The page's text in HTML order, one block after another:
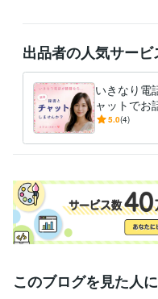
経験職種
事務・ビジネスサポート / 秘
ライフスタイル・その他 / 講
ライフスタイル・その他 / 公
ライフスタイル・その他 / その
職歴
一部上場企業 企業受付
某一部上場企業 2018年3月
中央省庁 2016年3月 ~
受賞歴
ナラ電話相談出品仲間入りさ
出品者の人気サービ
いきなり電
ャットでお
長秘書と☪️
う
5.0(4)
このブログを見た人